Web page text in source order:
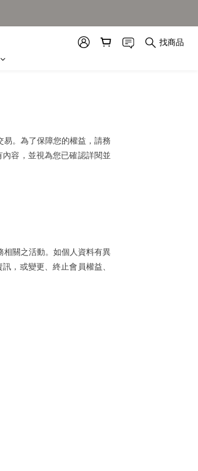
找商品
易。為了保障您的權益，請務
容，並視為您已確認詳閱並
相關之活動。如個人資料有異
，或變更、終止會員權益、